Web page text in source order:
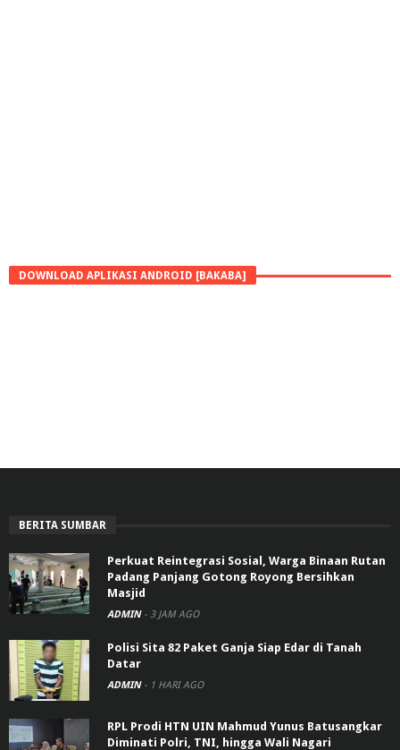
DOWNLOAD APLIKASI ANDROID [BAKABA]
BERITA SUMBAR
Perkuat Reintegrasi Sosial, Warga Binaan Rutan
Padang Panjang Gotong Royong Bersihkan
Masjid
ADMIN - 3 JAM AGO
Polisi Sita 82 Paket Ganja Siap Edar di Tanah
Datar
ADMIN - 1 HARI AGO
RPL Prodi HTN UIN Mahmud Yunus Batusangkar
Diminati Polri, TNI, hingga Wali Nagari